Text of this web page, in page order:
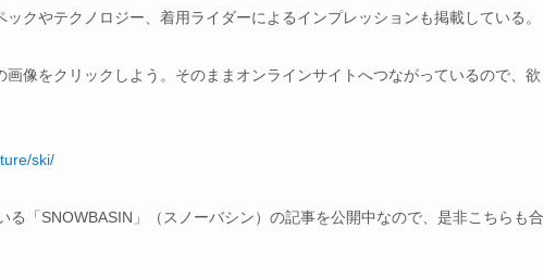
クやテクノロジー、着用ライダーによるインプレッションも掲載している。
像をクリックしよう。そのままオンラインサイトへつながっているので、欲
ski/
「SNOWBASIN」（スノーバシン）の記事を公開中なので、是非こちらも合